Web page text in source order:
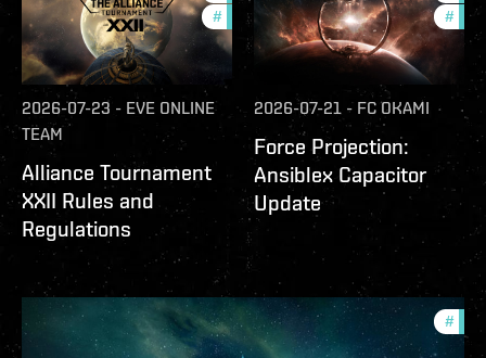
# community
2026-07-23 - EVE ONLINE
TEAM
Alliance Tournament
XXII Rules and
Regulations
#
2026-07-21 - FC OKAMI
Force Projection:
Ansiblex Capacitor
Update
#